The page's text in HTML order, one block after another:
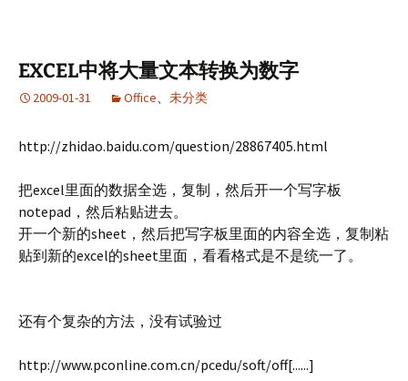
EXCEL中将大量文本转换为数字
2009-01-31 Office、 未分类
http://zhidao.baidu.com/question/28867405.html
把excel里面的数据全选，复制，然后开一个写字板
notepad，然后粘贴进去。
开一个新的sheet，然后把写字板里面的内容全选，复制粘
贴到新的excel的sheet里面，看看格式是不是统一了。
还有个复杂的方法，没有试验过
http://www.pconline.com.cn/pcedu/soft/off[......]